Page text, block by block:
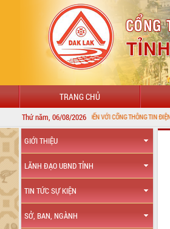
TRANG CHỦ
Thứ năm, 06/08/2026
CHÀO MỪNG ĐẾN VỚI CỔNG THÔNG TIN ĐIỆN TỬ TỈNH ĐẮK LẮK
GIỚI THIỆU
LÃNH ĐẠO UBND TỈNH
TIN TỨC SỰ KIỆN
SỞ, BAN, NGÀNH